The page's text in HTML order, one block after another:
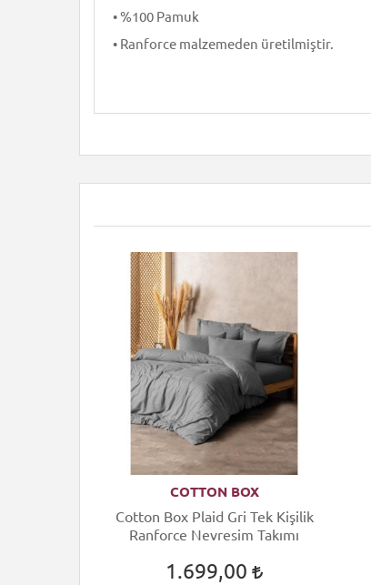
• %100 Pamuk
• Ranforce malzemeden üretilmiştir.
COTTON BOX
Cotton Box Plaid Gri Tek Kişilik
Ranforce Nevresim Takımı
1.699,00